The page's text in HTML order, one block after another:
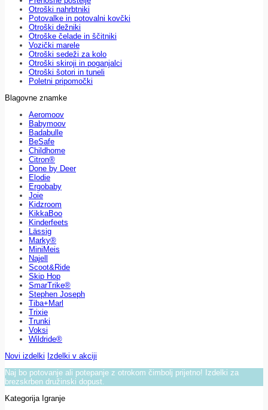
Otroški nahrbtniki
Potovalke in potovalni kovčki
Otroški dežniki
Otroške čelade in ščitniki
Vozički marele
Otroški sedeži za kolo
Otroški skiroji in poganjalci
Otroški šotori in tuneli
Poletni pripomočki
Blagovne znamke
Aeromoov
Babymoov
Badabulle
BeSafe
Childhome
Citron®
Done by Deer
Elodie
Ergobaby
Joie
Kidzroom
KikkaBoo
Kinderfeets
Lässig
Marky®
MiniMeis
Najell
Scoot&Ride
Skip Hop
SmarTrike®
Stephen Joseph
Tiba+Marl
Trixie
Trunki
Voksi
Wildride®
Novi izdelki Izdelki v akciji
Naj bo potovanje ali potepanje z otrokom čimbolj prijetno! Izdelki za
brezskrben družinski dopust.
Kategorija Igranje